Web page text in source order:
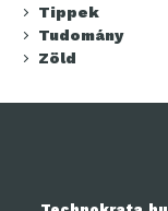
Tippek
Tudomány
Zöld